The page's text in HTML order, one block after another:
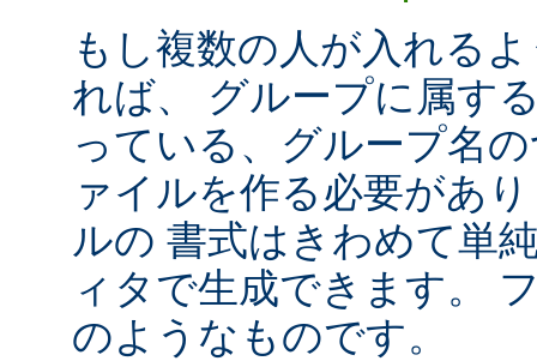
もし複数の人が入れる
れば、 グループに属す
っている、グループ名
ァイルを作る必要があ
ルの 書式はきわめて単
ィタで生成できます。
のようなものです。